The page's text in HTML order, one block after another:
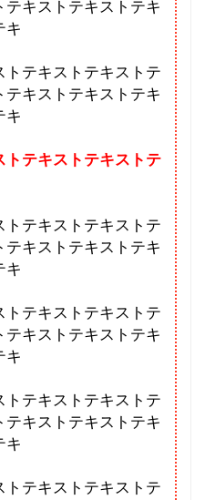
キストテキストテキ
キ
テキストテキストテ
キストテキストテキ
キ
トテキストテキストテ
テキストテキストテ
キストテキストテキ
キ
テキストテキストテ
キストテキストテキ
キ
テキストテキストテ
キストテキストテキ
キ
テキストテキストテ